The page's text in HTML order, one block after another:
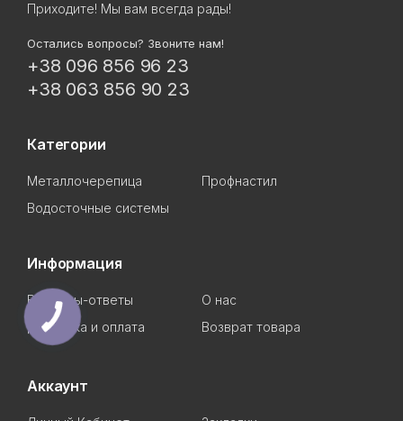
Приходите! Мы вам всегда рады!
Остались вопросы? Звоните нам!
+38 096 856 96 23
+38 063 856 90 23
Категории
Металлочерепица
Профнастил
Водосточные системы
Информация
Вопросы-ответы
О нас
Доставка и оплата
Возврат товара
Аккаунт